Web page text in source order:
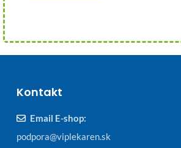
Kontakt
Email E-shop:
podpora@viplekaren.sk